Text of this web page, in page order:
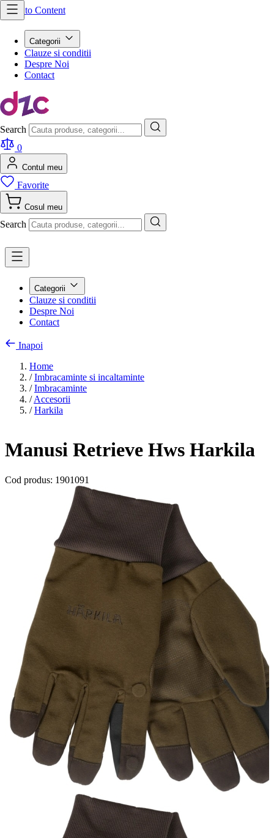
Skip to Content
Categorii
Clauze si conditii
Despre Noi
Contact
Search
0
Contul meu
Favorite
Cosul meu
Search
Categorii
Clauze si conditii
Despre Noi
Contact
Inapoi
Home
/ Imbracaminte si incaltaminte
/ Imbracaminte
/ Accesorii
/ Harkila
Manusi Retrieve Hws Harkila
Cod produs: 1901091